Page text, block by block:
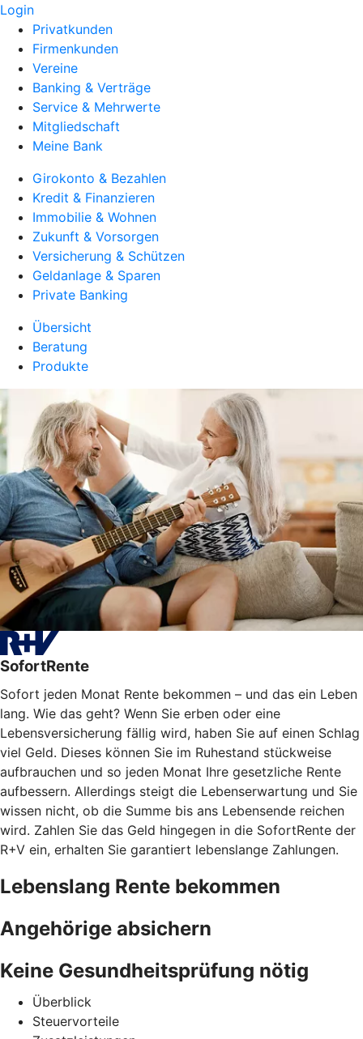
Login
Privatkunden
Firmenkunden
Vereine
Banking & Verträge
Service & Mehrwerte
Mitgliedschaft
Meine Bank
Girokonto & Bezahlen
Kredit & Finanzieren
Immobilie & Wohnen
Zukunft & Vorsorgen
Versicherung & Schützen
Geldanlage & Sparen
Private Banking
Übersicht
Beratung
Produkte
SofortRente
Sofort jeden Monat Rente bekommen – und das ein Leben
lang. Wie das geht? Wenn Sie erben oder eine
Lebensversicherung fällig wird, haben Sie auf einen Schlag
viel Geld. Dieses können Sie im Ruhestand stückweise
aufbrauchen und so jeden Monat Ihre gesetzliche Rente
aufbessern. Allerdings steigt die Lebenserwartung und Sie
wissen nicht, ob die Summe bis ans Lebensende reichen
wird. Zahlen Sie das Geld hingegen in die SofortRente der
R+V ein, erhalten Sie garantiert lebenslange Zahlungen.
Lebenslang Rente bekommen
Angehörige absichern
Keine Gesundheitsprüfung nötig
Überblick
Steuervorteile